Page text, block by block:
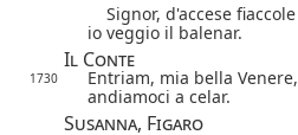
Signor, d'accese fiaccole
io veggio il balenar.
Il Conte
1730
Entriam, mia bella Venere,
andiamoci a celar.
Susanna, Figaro